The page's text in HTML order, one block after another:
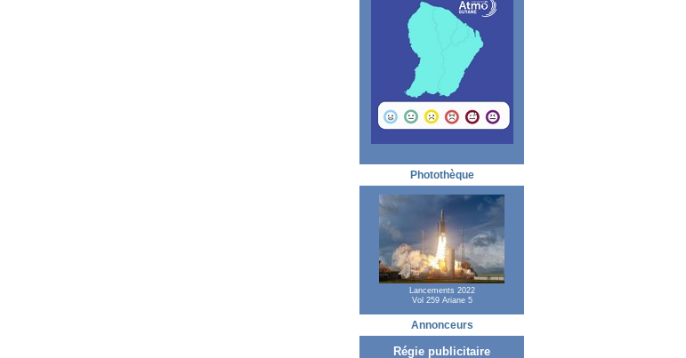
Photothèque
Lancements 2022
Vol 259 Ariane 5
Annonceurs
Régie publicitaire